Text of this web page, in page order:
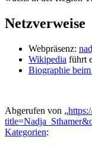
Netzverweise
Webpräsenz:
Wikipedia führt
Biographie
Abgerufen von „
Kategorien: